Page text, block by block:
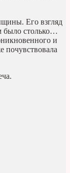
Его взгляд
было столько…
и
почувствовала